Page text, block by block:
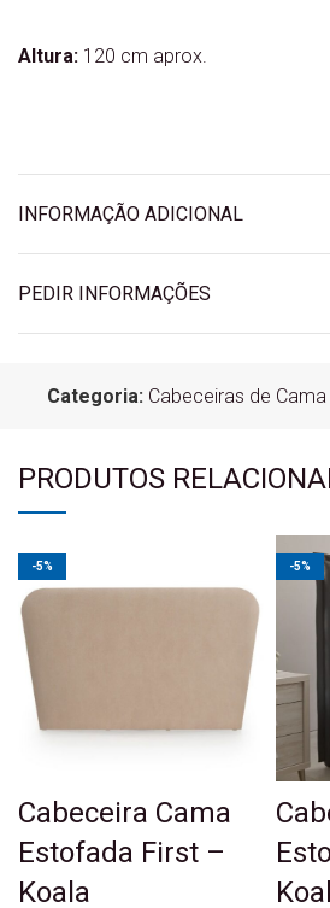
Altura: 120 cm aprox.
INFORMAÇÃO ADICIONAL
PEDIR INFORMAÇÕES
Categoria: Cabeceiras de Cama
PRODUTOS
-5%
Cabeceira Cama
Estofada First –
Koala
-5%